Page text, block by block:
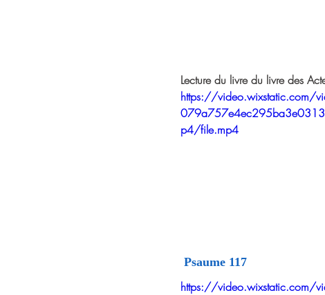
Lecture du livre du livre des
https://video.wixstatic.com/
p4/file.mp4
Psaume 117
https://video.wixstatic.com/